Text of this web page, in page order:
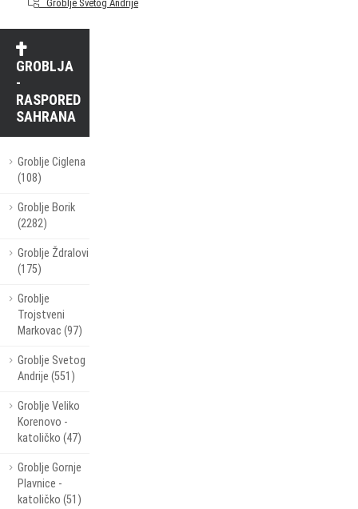
Groblje Svetog Andrije
GROBLJA
-
RASPORED
SAHRANA
Groblje Ciglena
(108)
Groblje Borik
(2282)
Groblje Ždralovi
(175)
Groblje
Trojstveni
Markovac (97)
Groblje Svetog
Andrije (551)
Groblje Veliko
Korenovo -
katoličko (47)
Groblje Gornje
Plavnice -
katoličko (51)